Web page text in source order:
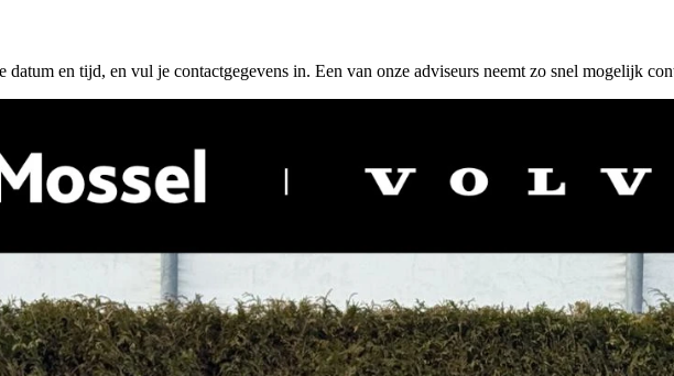
en tijd, en vul je contactgegevens in. Een van onze adviseurs neemt zo snel mogelijk